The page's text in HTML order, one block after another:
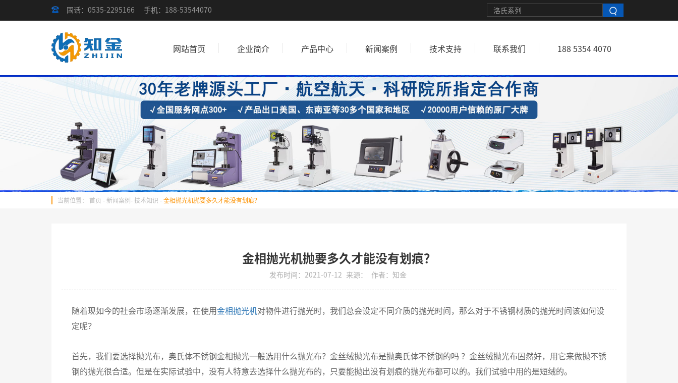
固话：0535-2295166 手机：188-53544070
网站首页 企业简介 产品中心 新闻案例 技术支持 联系我们 188 5354 4070
当前位置： 首页 - 新闻案例-技术知识 -金相抛光机抛要多久才能没有划痕？
金相抛光机抛要多久才能没有划痕？
发布时间：2021-07-12 来源： 作者：知金
随着现如今的社会市场逐渐发展，在使用金相抛光机对物件进行抛光时，我们总会设定不同介质的抛光时间，那么对于不锈钢材质的抛光时间该如何设
定呢？
首先，我们要选择抛光布，奥氏体不锈钢金相抛光一般选用什么抛光布？金丝绒抛光布是抛奥氏体不锈钢的吗 ？金丝绒抛光布固然好，用它来做抛不锈
钢的抛光很合适。但是在实际试验中，没有人特意去选择什么抛光布的，只要能抛出没有划痕的抛光布都可以的。我们试验中用的是短绒的。